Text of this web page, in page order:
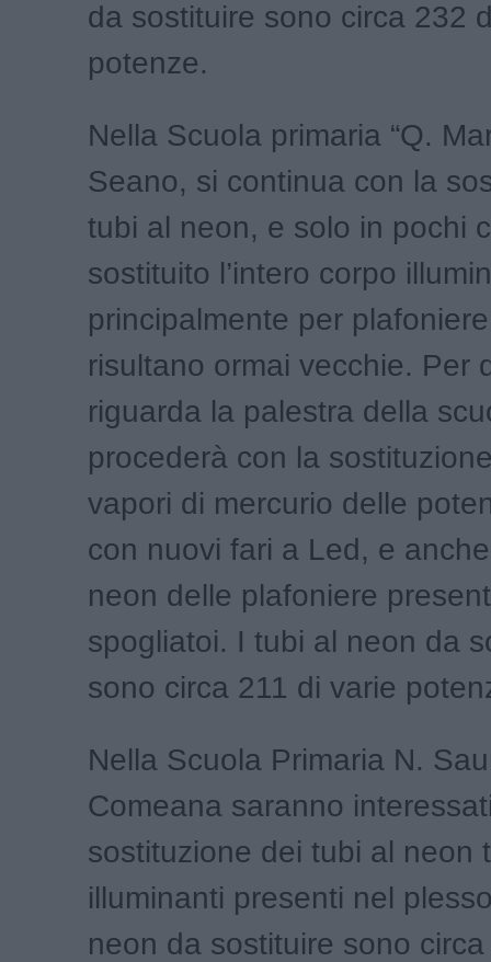
da sostituire sono circa 232
potenze.
Nella Scuola primaria “Q.
Seano, si continua con la
tubi al neon, e solo in pochi
sostituito l’intero corpo
principalmente per
risultano ormai vecchie. Per
riguarda la palestra della
procederà con la
vapori di mercurio delle
con nuovi fari a Led, e
neon delle plafoniere
spogliatoi. I tubi al neon da
sono circa 211 di varie
Nella Scuola Primaria N.
Comeana saranno
sostituzione dei tubi al neon
illuminanti presenti nel
neon da sostituire sono